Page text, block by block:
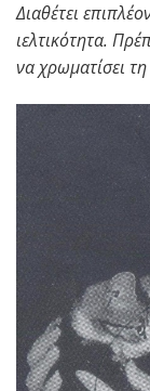
Διαθέτει
ιελτικότητα.
να χρωματίσει